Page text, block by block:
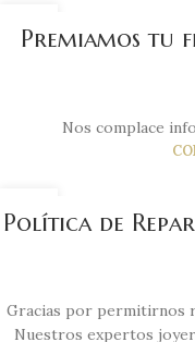
22
JUL
Premiamos tu
Nos complace
JUL
Política de
Gracias por permitirnos
Nuestros expertos